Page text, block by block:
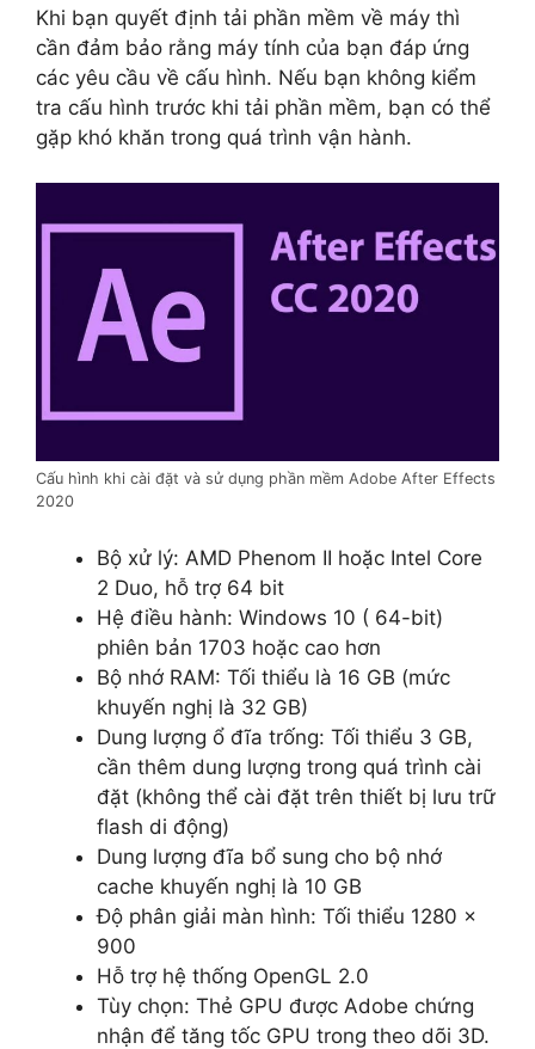
Khi bạn quyết định tải phần mềm về máy thì
cần đảm bảo rằng máy tính của bạn đáp ứng
các yêu cầu về cấu hình. Nếu bạn không kiểm
tra cấu hình trước khi tải phần mềm, bạn có thể
gặp khó khăn trong quá trình vận hành.
Cấu hình khi cài đặt và sử dụng phần mềm Adobe After Effects
2020
Bộ xử lý: AMD Phenom II hoặc Intel Core
2 Duo, hỗ trợ 64 bit
Hệ điều hành: Windows 10 ( 64-bit)
phiên bản 1703 hoặc cao hơn
Bộ nhớ RAM: Tối thiểu là 16 GB (mức
khuyến nghị là 32 GB)
Dung lượng ổ đĩa trống: Tối thiểu 3 GB,
cần thêm dung lượng trong quá trình cài
đặt (không thể cài đặt trên thiết bị lưu trữ
flash di động)
Dung lượng đĩa bổ sung cho bộ nhớ
cache khuyến nghị là 10 GB
Độ phân giải màn hình: Tối thiểu 1280 x
900
Hỗ trợ hệ thống OpenGL 2.0
Tùy chọn: Thẻ GPU được Adobe chứng
nhận để tăng tốc GPU trong theo dõi 3D.